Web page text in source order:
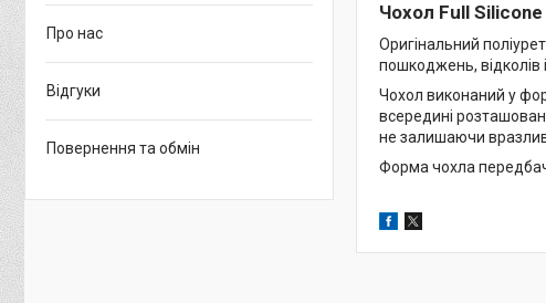
Чохол Full
Оригінальний
пошкоджень, відколів
Чохол виконаний у
всередині
не залишаючи
Форма чохла
Про нас
Відгуки
Повернення та обмін